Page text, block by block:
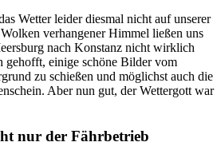
Wetter leider diesmal nicht auf unserer
verhangener Himmel ließen uns
nach Konstanz nicht wirklich
gehofft, einige schöne Bilder vom
zu schießen und möglichst auch die
Aber nun gut, der Wettergott war
nur der Fährbetrieb